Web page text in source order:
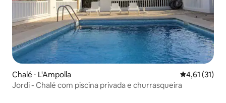
Chalé ⋅ L'Ampolla 4,61 de uma
4,61 (31)
Jordi - Chalé com piscina privada e churrasqueira